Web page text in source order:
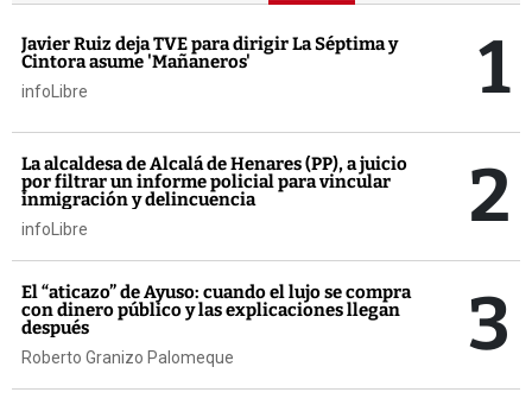
Javier Ruiz deja TVE para dirigir La Séptima y
Cintora asume 'Mañaneros'
infoLibre 1
La alcaldesa de Alcalá de Henares (PP), a juicio
por filtrar un informe policial para vincular
inmigración y delincuencia
infoLibre 2
El “aticazo” de Ayuso: cuando el lujo se compra
con dinero público y las explicaciones llegan
después
Roberto Granizo Palomeque 3